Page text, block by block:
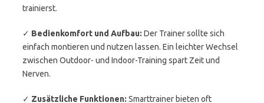
trainierst.
✓ Bedienkomfort und Aufbau: Der Trainer sollte sich
einfach montieren und nutzen lassen. Ein leichter Wechsel
zwischen Outdoor- und Indoor-Training spart Zeit und
Nerven.
✓ Zusätzliche Funktionen: Smarttrainer bieten oft